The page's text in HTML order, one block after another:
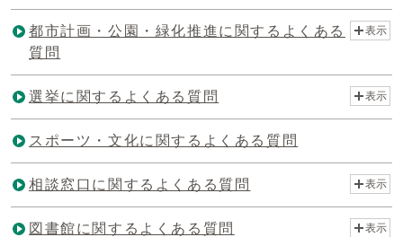
都市計画・公園・緑化推進に関するよくある
質問
表示
選挙に関するよくある質問 表示
スポーツ・文化に関するよくある質問
相談窓口に関するよくある質問 表示
図書館に関するよくある質問 表示